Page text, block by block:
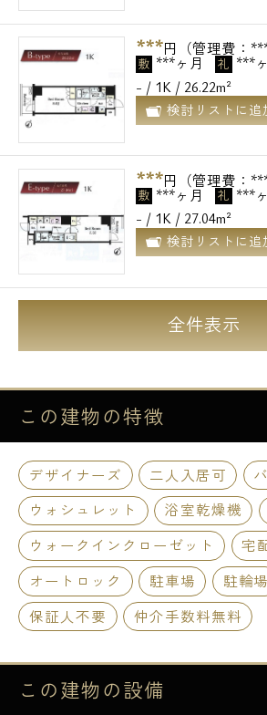
***円（管理費：***
敷 ***ヶ月 礼 ***
- / 1K / 26.22m²
検討リストに追
***円（管理費：***
敷 ***ヶ月 礼 ***
- / 1K / 27.04m²
検討リストに追
全件表示
この建物の特徴
デザイナーズ 二人入居可
ウォシュレット
浴室乾燥機
ウォークインクローゼット
宅
オートロック
駐車場
駐輪場
保証人不要
仲介手数料無料
この建物の設備